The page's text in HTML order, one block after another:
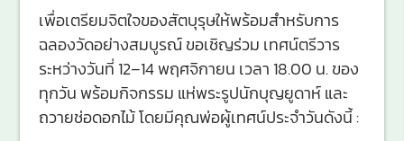
เพื่อเตรียมจิตใจของสัตบุรุษให้พร้อมสำหรับการ
ฉลองวัดอย่างสมบูรณ์ ขอเชิญร่วม เทศน์ตรีวาร
ระหว่างวันที่ 12–14 พฤศจิกายน เวลา 18.00 น. ของ
ทุกวัน พร้อมกิจกรรม แห่พระรูปนักบุญยูดาห์ และ
ถวายช่อดอกไม้ โดยมีคุณพ่อผู้เทศน์ประจำวันดังนี้ :